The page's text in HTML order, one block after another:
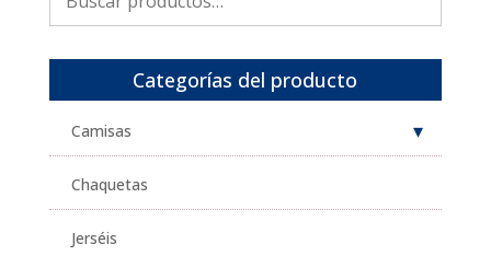
por:
Categorías del producto
Camisas
Chaquetas
Jerséis